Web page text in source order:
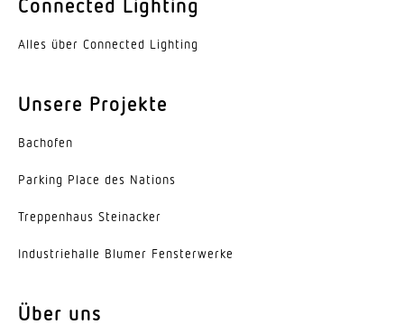
Umgebungstemperatur
Werkstoff des Gehäuses
Kunststoff opal
5 Jahre
Slave - warmweiss
Connected Lighting
Alles über Connected Lighting
Unsere Projekte
Bachofen
Parking Place des Nations
Trep­penhaus Steinacker
Indus­trie­halle Blumer Fensterwerke
Über uns